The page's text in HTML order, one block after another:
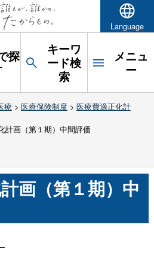
Language
探
キーワ
ード検
索
メニュ
ー
療 > 医療保険制度> 医療費適正化計
計画（第１期）中間評価
画（第１期）中